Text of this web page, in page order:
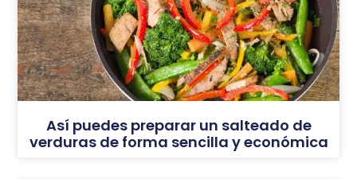
Así puedes preparar un salteado de
verduras de forma sencilla y económica